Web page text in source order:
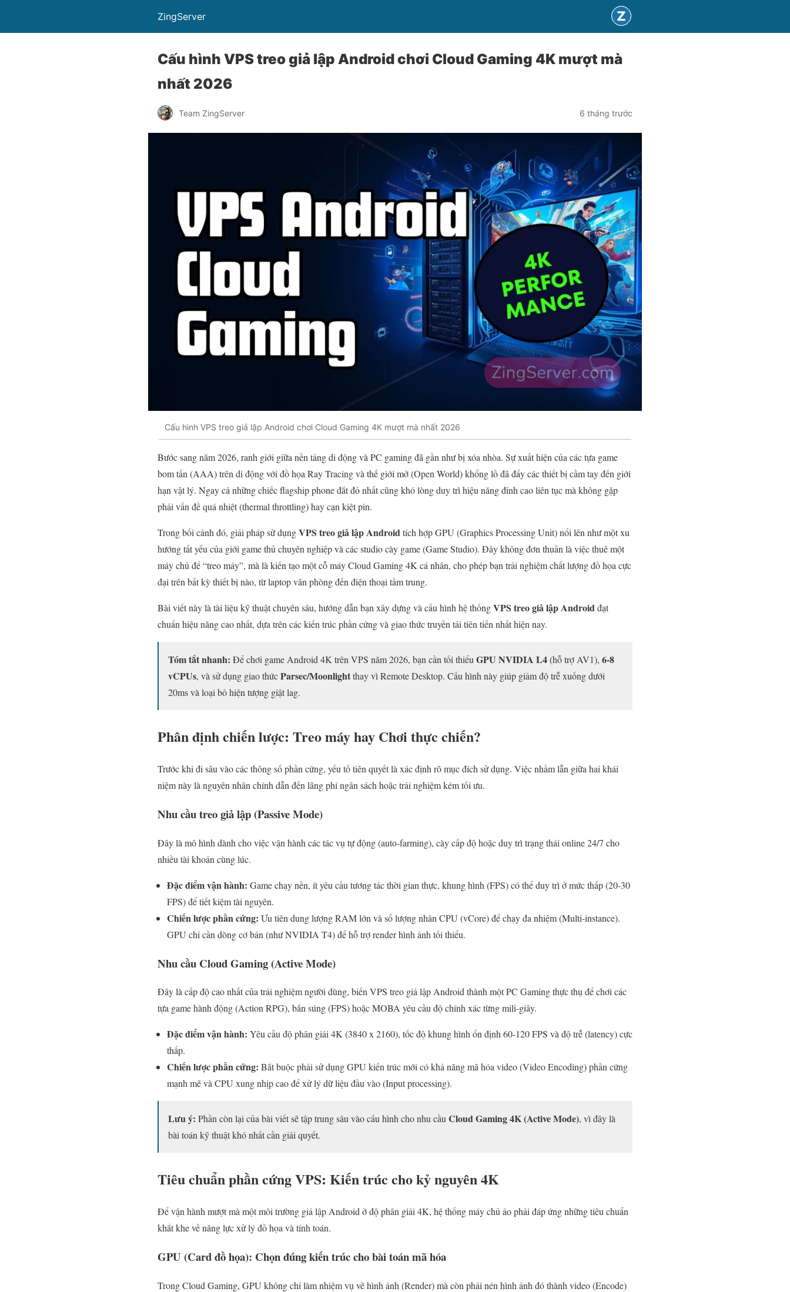
ZingServer
Cấu hình VPS treo giả lập Android chơi Cloud Gaming 4K mượt mà
nhất 2026
Team ZingServer 6 tháng trước
Cấu hình VPS treo giả lập Android chơi Cloud Gaming 4K mượt mà nhất 2026
Bước sang năm 2026, ranh giới giữa nền tảng di động và PC gaming đã gần như bị xóa nhòa. Sự xuất hiện của các tựa game
bom tấn (AAA) trên di động với đồ họa Ray Tracing và thế giới mở (Open World) khổng lồ đã đẩy các thiết bị cầm tay đến giới
hạn vật lý. Ngay cả những chiếc flagship phone đắt đỏ nhất cũng khó lòng duy trì hiệu năng đỉnh cao liên tục mà không gặp
phải vấn đề quá nhiệt (thermal throttling) hay cạn kiệt pin.
Trong bối cảnh đó, giải pháp sử dụngVPS treo giả lập Androidtích hợp GPU (Graphics Processing Unit) nổi lên như một xu
hướng tất yếu của giới game thủ chuyên nghiệp và các studio cày game (Game Studio). Đây không đơn thuần là việc thuê một
máy chủ để “treo máy”, mà là kiến tạo một cỗ máy Cloud Gaming 4K cá nhân, cho phép bạn trải nghiệm chất lượng đồ họa cực
đại trên bất kỳ thiết bị nào, từ laptop văn phòng đến điện thoại tầm trung.
Bài viết này là tài liệu kỹ thuật chuyên sâu, hướng dẫn bạn xây dựng và cấu hình hệ thốngVPS treo giả lập Androidđạt
chuẩn hiệu năng cao nhất, dựa trên các kiến trúc phần cứng và giao thức truyền tải tiên tiến nhất hiện nay.
Tóm tắt nhanh: Để chơi game Android 4K trên VPS năm 2026, bạn cần tối thiểuGPU NVIDIA L4(hỗ trợ AV1), 6-8
vCPUs, và sử dụng giao thứcParsec/Moonlightthay vì Remote Desktop. Cấu hình này giúp giảm độ trễ xuống dưới
20ms và loại bỏ hiện tượng giật lag.
Phân định chiến lược: Treo máy hay Chơi thực chiến?
Trước khi đi sâu vào các thông số phần cứng, yếu tố tiên quyết là xác định rõ mục đích sử dụng. Việc nhầm lẫn giữa hai khái
niệm này là nguyên nhân chính dẫn đến lãng phí ngân sách hoặc trải nghiệm kém tối ưu.
Nhu cầu treo giả lập (Passive Mode)
Đây là mô hình dành cho việc vận hành các tác vụ tự động (auto-farming), cày cấp độ hoặc duy trì trạng thái online 24/7 cho
nhiều tài khoản cùng lúc.
Đặc điểm vận hành: Game chạy nền, ít yêu cầu tương tác thời gian thực, khung hình (FPS) có thể duy trì ở mức thấp (20-30
FPS) để tiết kiệm tài nguyên.
Chiến lược phần cứng: Ưu tiên dung lượng RAM lớn và số lượng nhân CPU (vCore) để chạy đa nhiệm (Multi-instance).
GPU chỉ cần dòng cơ bản (như NVIDIA T4) để hỗ trợ render hình ảnh tối thiểu.
Nhu cầu Cloud Gaming (Active Mode)
Đây là cấp độ cao nhất của trải nghiệm người dùng, biến VPS treo giả lập Android thành một PC Gaming thực thụ để chơi các
tựa game hành động (Action RPG), bắn súng (FPS) hoặc MOBA yêu cầu độ chính xác từng mili-giây.
Đặc điểm vận hành: Yêu cầu độ phân giải 4K (3840 x 2160), tốc độ khung hình ổn định 60-120 FPS và độ trễ (latency) cực
thấp.
Chiến lược phần cứng: Bắt buộc phải sử dụng GPU kiến trúc mới có khả năng mã hóa video (Video Encoding) phần cứng
mạnh mẽ và CPU xung nhịp cao để xử lý dữ liệu đầu vào (Input processing).
Lưu ý: Phần còn lại của bài viết sẽ tập trung sâu vào cấu hình cho nhu cầuCloud Gaming 4K (Active Mode), vì đây là
bài toán kỹ thuật khó nhất cần giải quyết.
Tiêu chuẩn phần cứng VPS: Kiến trúc cho kỷ nguyên 4K
Để vận hành mượt mà một môi trường giả lập Android ở độ phân giải 4K, hệ thống máy chủ ảo phải đáp ứng những tiêu chuẩn
khắt khe về năng lực xử lý đồ họa và tính toán.
GPU (Card đồ họa): Chọn đúng kiến trúc cho bài toán mã hóa
Trong Cloud Gaming, GPU không chỉ làm nhiệm vụ vẽ hình ảnh (Render) mà còn phải nén hình ảnh đó thành video (Encode)